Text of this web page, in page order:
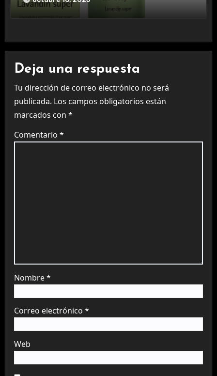
Deja una respuesta
Tu dirección de correo electrónico no será
publicada. Los campos obligatorios están
marcados con *
Comentario *
Nombre*
Correo electrónico *
Web